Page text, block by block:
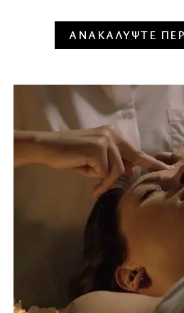
ΑΝΑΚΑΛΥΨΤΕ